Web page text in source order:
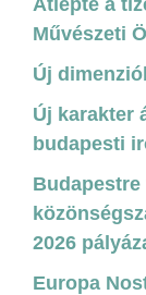
Művészeti
Új
Új karakter
budapesti
2026
Europa